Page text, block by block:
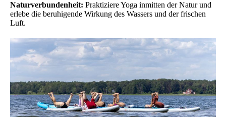
Naturverbundenheit: Praktiziere Yoga inmitten der Natur und
erlebe die beruhigende Wirkung des Wassers und der frischen
Luft.